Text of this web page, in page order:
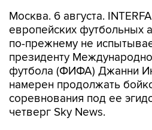
Москва. 6 августа.
европейских футбольных
по-прежнему не
президенту
футбола (ФИФА) Джанни
намерен продолжать
соревнования под ее
четверг Sky News.